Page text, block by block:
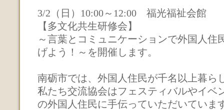
3/2（日）10:00～12:00 福光福祉会館
【多文化共生研修会】
～言葉とコミュニケーションで外国人住
げよう！～を開催します。
南砺市では、外国人住民が千名以上暮ら
私たち交流協会はフェスティバルやイベ
の外国人住民に手伝っていただいていま